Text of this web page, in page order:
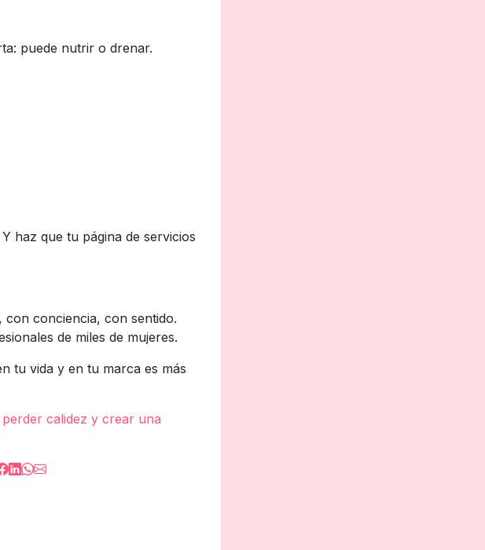
puede nutrir o drenar.
haz que tu página de servicios
conciencia, con sentido.
de miles de mujeres.
tu vida y en tu marca es más
calidez y crear una